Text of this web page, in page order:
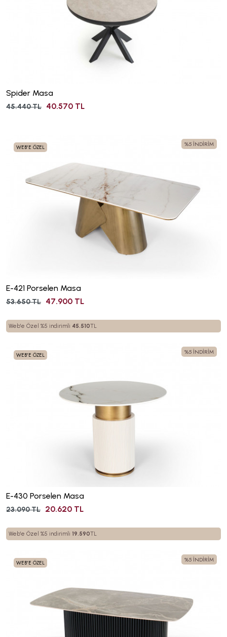
Spider Masa
45.440 TL 40.570 TL
%5 İNDİRİM
WEB'E ÖZEL
E-421 Porselen Masa
53.650 TL 47.900 TL
Web'e Özel %5 indirimli 45.510TL
%5 İNDİRİM
WEB'E ÖZEL
E-430 Porselen Masa
23.090 TL 20.620 TL
Web'e Özel %5 indirimli 19.590TL
%5 İNDİRİM
WEB'E ÖZEL